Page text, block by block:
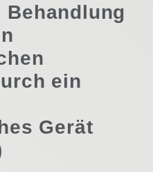
Behandlung
ein
Gerät